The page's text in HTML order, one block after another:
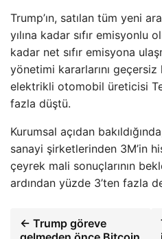
Trump’ın, satılan tüm yeni
yılına kadar sıfır emisyonlu
kadar net sıfır emisyona
yönetimi kararlarını geçersiz
elektrikli otomobil üreticisi
fazla düştü.
Kurumsal açıdan
sanayi şirketlerinden 3M’in
çeyrek mali sonuçlarının
ardından yüzde 3’ten fazla
← Trump göreve